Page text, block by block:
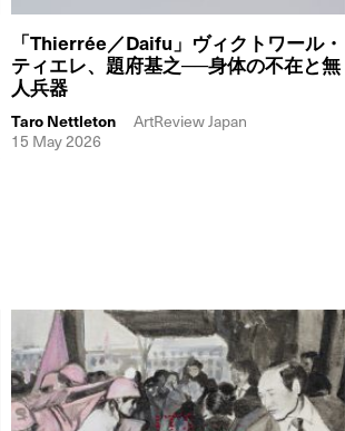
「Thierrée／Daifu」ヴィクトワール・
ティエレ、題府基之──身体の不在と無
人兵器
Taro Nettleton
ArtReview Japan
15 May 2026